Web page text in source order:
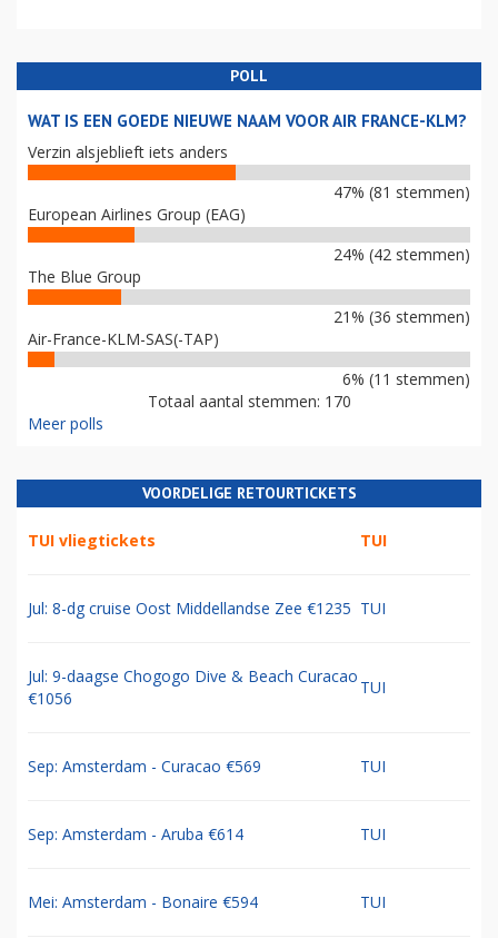
POLL
WAT IS EEN GOEDE NIEUWE NAAM VOOR AIR FRANCE-KLM?
Verzin alsjeblieft iets anders
47% (81 stemmen)
European Airlines Group (EAG)
24% (42 stemmen)
The Blue Group
21% (36 stemmen)
Air-France-KLM-SAS(-TAP)
6% (11 stemmen)
Totaal aantal stemmen: 170
Meer polls
VOORDELIGE RETOURTICKETS
TUI vliegtickets TUI
Jul: 8-dg cruise Oost Middellandse Zee €1235 TUI
Jul: 9-daagse Chogogo Dive & Beach Curacao
€1056
TUI
Sep: Amsterdam - Curacao €569 TUI
Sep: Amsterdam - Aruba €614 TUI
Mei: Amsterdam - Bonaire €594 TUI